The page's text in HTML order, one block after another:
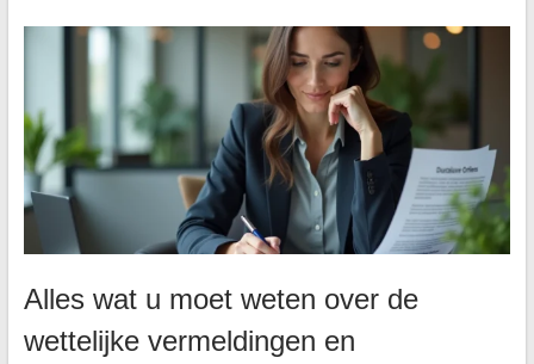
Alles wat u moet weten over de
wettelijke vermeldingen en